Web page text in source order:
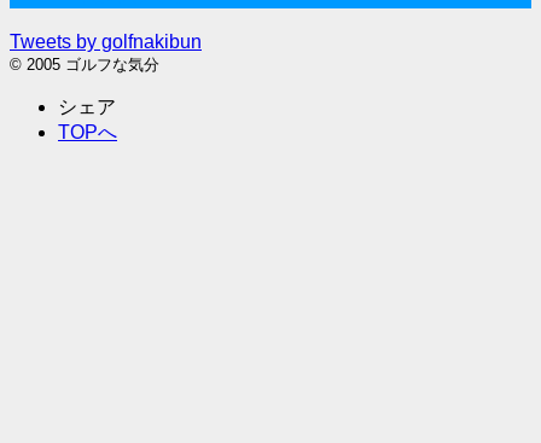
Tweets by golfnakibun
© 2005 ゴルフな気分
シェア
TOPへ